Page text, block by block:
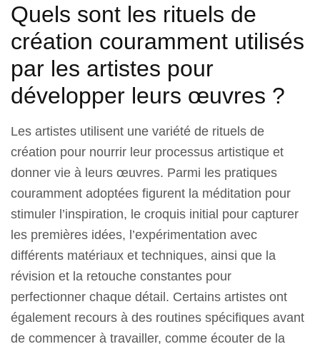
Quels sont les rituels de
création couramment utilisés
par les artistes pour
développer leurs œuvres ?
Les artistes utilisent une variété de rituels de
création pour nourrir leur processus artistique et
donner vie à leurs œuvres. Parmi les pratiques
couramment adoptées figurent la méditation pour
stimuler l’inspiration, le croquis initial pour capturer
les premières idées, l’expérimentation avec
différents matériaux et techniques, ainsi que la
révision et la retouche constantes pour
perfectionner chaque détail. Certains artistes ont
également recours à des routines spécifiques avant
de commencer à travailler, comme écouter de la